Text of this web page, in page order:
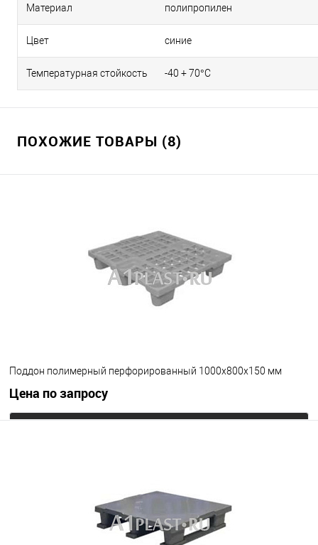
Материал полипропилен
Цвет синие
Температурная стойкость -40 + 70°С
ПОХОЖИЕ ТОВАРЫ (8)
Поддон полимерный перфорированный 1000х800х150 мм
Цена по запросу